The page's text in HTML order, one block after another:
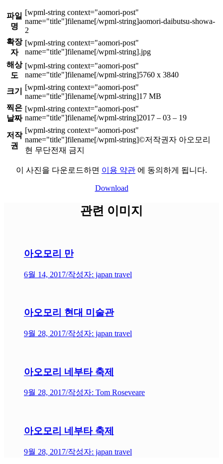
파일
명
aomori-daibutsu-showa-
2
확장
자
.jpg
해상
도
5760 x 3840
크기
17 MB
찍은
날짜
2017 – 03 – 19
저작
권
©저작권자 아오모리
현 무단전재 금지
이 사진을 다운로드하면 이용 약관 에 동의하게 됩니다.
Download
관련 이미지
아오모리 만
6월 14, 2017/작성자: japan travel
아오모리 현대 미술관
9월 28, 2017/작성자: japan travel
아오모리 네부타 축제
9월 28, 2017/작성자: Tom Roseveare
아오모리 네부타 축제
9월 28, 2017/작성자: japan travel